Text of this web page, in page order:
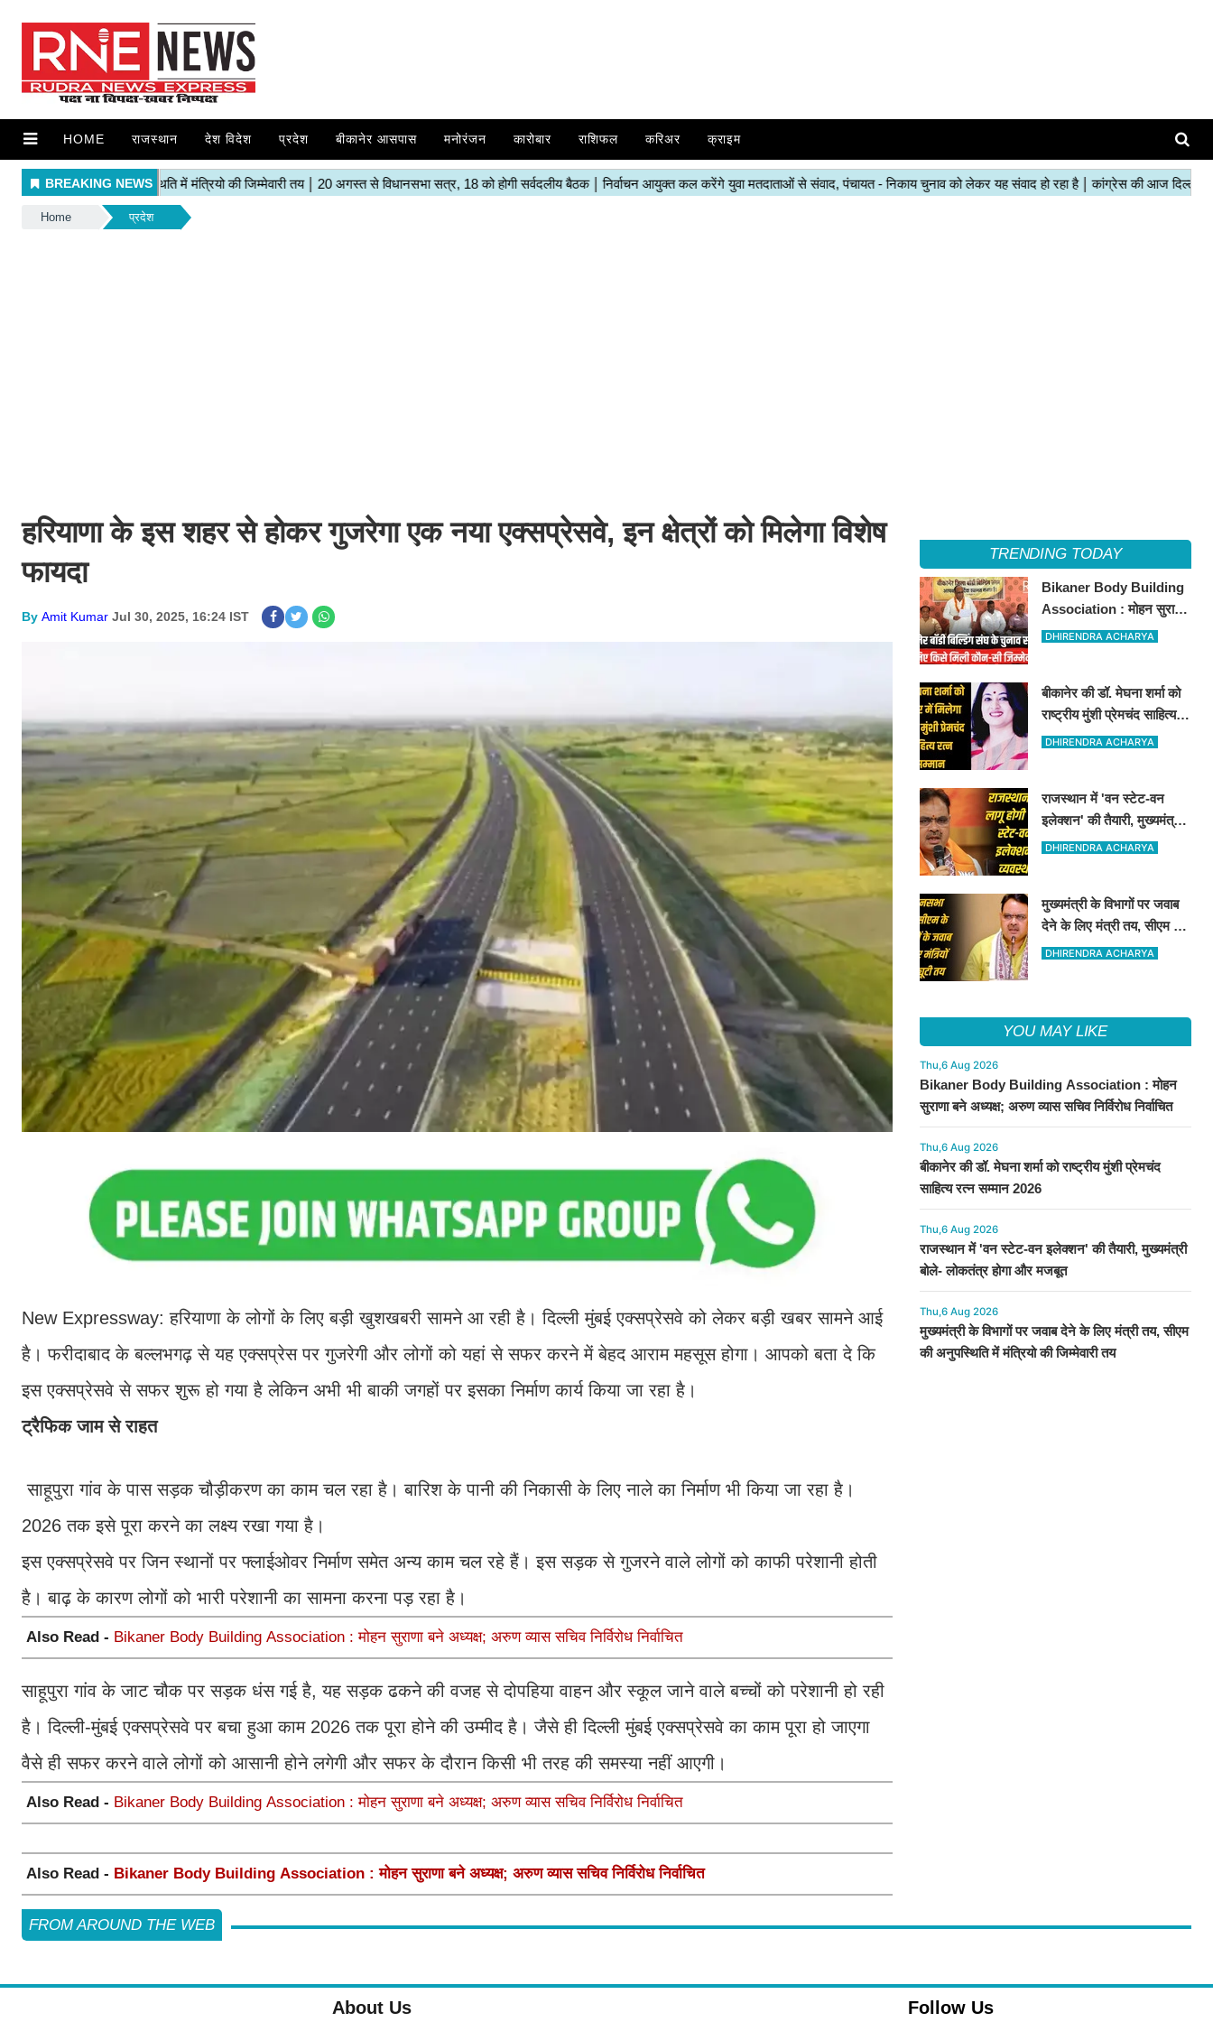
HOME राजस्थान देश विदेश प्रदेश बीकानेर आसपास मनोरंजन कारोबार राशिफल करिअर क्राइम
Home प्रदेश
हरियाणा के इस शहर से होकर गुजरेगा एक नया एक्सप्रेसवे, इन क्षेत्रों को मिलेगा विशेष
फायदा
By Amit Kumar Jul 30, 2025, 16:24 IST
New Expressway: हरियाणा के लोगों के लिए बड़ी खुशखबरी सामने आ रही है। दिल्ली मुंबई एक्सप्रेसवे को लेकर बड़ी खबर सामने आई
है। फरीदाबाद के बल्लभगढ़ से यह एक्सप्रेस पर गुजरेगी और लोगों को यहां से सफर करने में बेहद आराम महसूस होगा। आपको बता दे कि
इस एक्सप्रेसवे से सफर शुरू हो गया है लेकिन अभी भी बाकी जगहों पर इसका निर्माण कार्य किया जा रहा है।
ट्रैफिक जाम से राहत
साहूपुरा गांव के पास सड़क चौड़ीकरण का काम चल रहा है। बारिश के पानी की निकासी के लिए नाले का निर्माण भी किया जा रहा है।
2026 तक इसे पूरा करने का लक्ष्य रखा गया है।
इस एक्सप्रेसवे पर जिन स्थानों पर फ्लाईओवर निर्माण समेत अन्य काम चल रहे हैं। इस सड़क से गुजरने वाले लोगों को काफी परेशानी होती
है। बाढ़ के कारण लोगों को भारी परेशानी का सामना करना पड़ रहा है।
Also Read - Bikaner Body Building Association : मोहन सुराणा बने अध्यक्ष; अरुण व्यास सचिव निर्विरोध निर्वाचित
साहूपुरा गांव के जाट चौक पर सड़क धंस गई है, यह सड़क ढकने की वजह से दोपहिया वाहन और स्कूल जाने वाले बच्चों को परेशानी हो रही
है। दिल्ली-मुंबई एक्सप्रेसवे पर बचा हुआ काम 2026 तक पूरा होने की उम्मीद है। जैसे ही दिल्ली मुंबई एक्सप्रेसवे का काम पूरा हो जाएगा
वैसे ही सफर करने वाले लोगों को आसानी होने लगेगी और सफर के दौरान किसी भी तरह की समस्या नहीं आएगी।
Also Read - Bikaner Body Building Association : मोहन सुराणा बने अध्यक्ष; अरुण व्यास सचिव निर्विरोध निर्वाचित
Also Read - Bikaner Body Building Association : मोहन सुराणा बने अध्यक्ष; अरुण व्यास सचिव निर्विरोध निर्वाचित
TRENDING TODAY
Bikaner Body Building
Association : मोहन सुराणा
बने अध्यक्ष; अरुण व्यास सचिव
DHIRENDRA ACHARYA
बीकानेर की डॉ. मेघना शर्मा को
राष्ट्रीय मुंशी प्रेमचंद साहित्य
रत्न सम्मान 2026
DHIRENDRA ACHARYA
राजस्थान में 'वन स्टेट-वन
इलेक्शन' की तैयारी, मुख्यमंत्री
बोले- लोकतंत्र होगा और मजबूत
DHIRENDRA ACHARYA
मुख्यमंत्री के विभागों पर जवाब
देने के लिए मंत्री तय, सीएम की
अनुपस्थिति में मंत्रियो की
DHIRENDRA ACHARYA
YOU MAY LIKE
Thu,6 Aug 2026
Bikaner Body Building Association : मोहन
सुराणा बने अध्यक्ष; अरुण व्यास सचिव निर्विरोध निर्वाचित
Thu,6 Aug 2026
बीकानेर की डॉ. मेघना शर्मा को राष्ट्रीय मुंशी प्रेमचंद
साहित्य रत्न सम्मान 2026
Thu,6 Aug 2026
राजस्थान में 'वन स्टेट-वन इलेक्शन' की तैयारी, मुख्यमंत्री
बोले- लोकतंत्र होगा और मजबूत
Thu,6 Aug 2026
मुख्यमंत्री के विभागों पर जवाब देने के लिए मंत्री तय, सीएम
की अनुपस्थिति में मंत्रियो की जिम्मेवारी तय
FROM AROUND THE WEB
About Us Follow Us